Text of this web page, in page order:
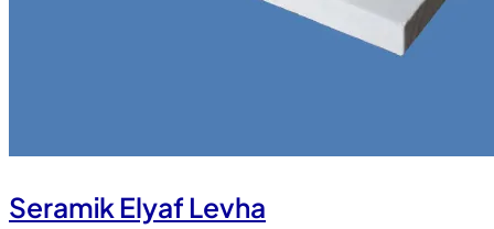
Seramik Elyaf Levha